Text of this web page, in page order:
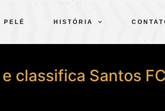
PELÉ HISTÓRIA
CLUBE
classifica Santos